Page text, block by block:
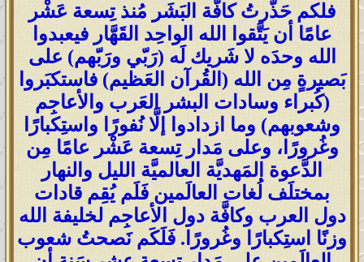
فلكم حَذَّرتُ كافَّة البَشَر مُنذ تِسعة عَشْر
عامًا أن يَتَّقوا الله الواحِد القَهَّار فيعبدوا
الله وحدَه لا شَريك لَه (رَبّي ورَبّهم) على
بَصيرةٍ مِن الله (القُرآن العَظيم) فاستكبَروا
(كُبراء وسادات البشر العَرب والأعاجِم
وشعوبهم) وما ازدادوا إلَّا نُفورًا واستِكبارًا
وغُرورًا، وعلى مَدار تِسعة عَشْر عامًا مِن
الدَّعوة المَهديَّة العالميَّة الليل والنهار
بمختلَف لُغات العالَمين فَلَم يُقِم قادات
دول العرب وكافَّة دول الأعاجِم لخليفة الله
وزنًا استِكبارًا وغُرورًا. فَلَكَم نَصحتُ شعوب